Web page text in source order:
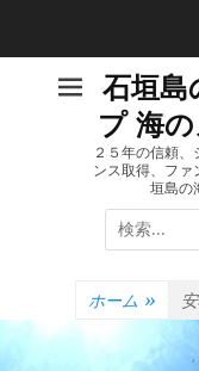
石垣島
プ 海
２５年の信頼
ンス取得、ファ
垣島の
検
索:
ホーム »